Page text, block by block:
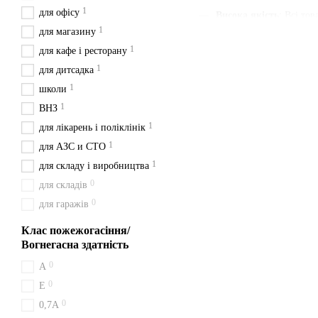
для офісу 1
для магазину 1
для кафе і ресторану 1
для дитсадка 1
школи 1
ВНЗ 1
для лікарень і поліклінік 1
для АЗС и СТО 1
для складу і виробництва 1
для складів 0
для гаражів 0
Клас пожежогасіння/
Вогнегасна здатність
A 0
Е 0
0,7А 0